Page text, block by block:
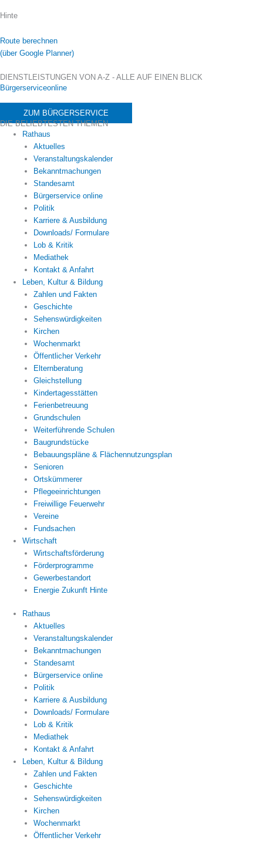
Hinte
Route berechnen
(über Google Planner)
DIENSTLEISTUNGEN VON A-Z - ALLE AUF EINEN BLICK
Bürgerserviceonline
ZUM BÜRGERSERVICE
DIE BELIEBTESTEN THEMEN
Rathaus
Aktuelles
Veranstaltungskalender
Bekanntmachungen
Standesamt
Bürgerservice online
Politik
Karriere & Ausbildung
Downloads/ Formulare
Lob & Kritik
Mediathek
Kontakt & Anfahrt
Leben, Kultur & Bildung
Zahlen und Fakten
Geschichte
Sehenswürdigkeiten
Kirchen
Wochenmarkt
Öffentlicher Verkehr
Elternberatung
Gleichstellung
Kindertagesstätten
Ferienbetreuung
Grundschulen
Weiterführende Schulen
Baugrundstücke
Bebauungspläne & Flächennutzungsplan
Senioren
Ortskümmerer
Pflegeeinrichtungen
Freiwillige Feuerwehr
Vereine
Fundsachen
Wirtschaft
Wirtschaftsförderung
Förderprogramme
Gewerbestandort
Energie Zukunft Hinte
Rathaus
Aktuelles
Veranstaltungskalender
Bekanntmachungen
Standesamt
Bürgerservice online
Politik
Karriere & Ausbildung
Downloads/ Formulare
Lob & Kritik
Mediathek
Kontakt & Anfahrt
Leben, Kultur & Bildung
Zahlen und Fakten
Geschichte
Sehenswürdigkeiten
Kirchen
Wochenmarkt
Öffentlicher Verkehr